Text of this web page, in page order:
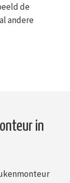
de
andere
in